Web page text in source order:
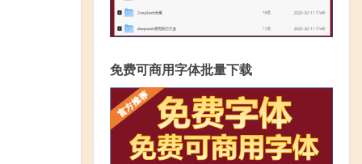
免费可商用字体批量下载